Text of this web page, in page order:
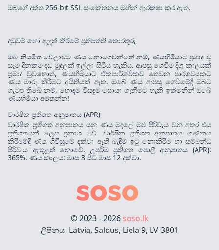
ඔබගේ දත්ත 256-bit SSL සංකේතනය මඟින් ආරක්ෂා කර ඇත.
දඬුවම් හෝ අලුත් කිරීමේ ප්‍රතිපත්ති තොරතුරු
ඔබ නියමිත වේලාවට ණය නොගෙවන්නේ නම්, ණයහිමියාට ප්‍රමාද වූ
සෑම දිනකම දඩ මුදලක් ඉල්ලා සිටිය හැකිය. ආපසු ගෙවීම දිගු කාලයක්
ප්‍රමාද වුවහොත්, ණයහිමියාට ඒකපාර්ශ්විකව තෙවන පාර්ශවයකට
ණය මාරු කිරීමට අයිතියක් ඇත. ඔබේ ණය ආපසු ගෙවීමේදී ඔබට
ගැටළු තිබේ නම්, හොඳම විසඳුම සොයා ගැනීමට හැකි ඉක්මනින් ඔබේ
ණයහිමියා අමතන්න!
වාර්ෂික ප්‍රතිශත අනුපාතය (APR)
වාර්ෂික ප්‍රතිශත අනුපාතය යනු ණය මුදලේ මුළු පිරිවැය වන අතර එය
ප්‍රතිශතයක් ලෙස ප්‍රකාශ වේ. වාර්ෂික ප්‍රතිශත අනුපාතය ගණනය
කිරීමේදී ණය ගිවිසුමේ දක්වා ඇති බැඳීම් ඉටු නොකිරීම හා සම්බන්ධ
පිරිවැය ඇතුළත් නොවේ. උපරිම ප්‍රතිශත පොලී අනුපාතය (APR):
365%. ණය කාලය: මාස 3 සිට මාස 12 දක්වා.
© 2023 - 2026 soso.lk
ලිපිනය: Latvia, Saldus, Liela 9, LV-3801